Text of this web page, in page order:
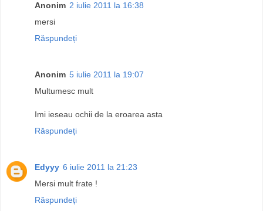
Anonim 2 iulie 2011 la 16:38
mersi
Răspundeți
Anonim 5 iulie 2011 la 19:07
Multumesc mult
Imi ieseau ochii de la eroarea asta
Răspundeți
Edyyy 6 iulie 2011 la 21:23
Mersi mult frate !
Răspundeți